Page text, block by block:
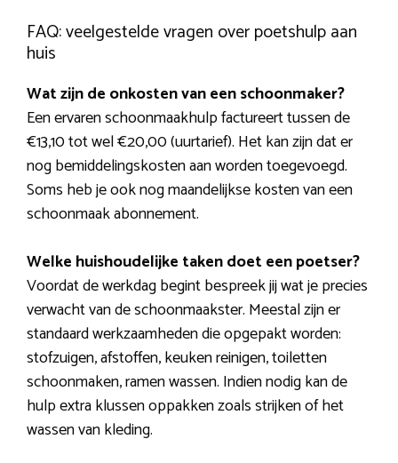
FAQ: veelgestelde vragen over poetshulp aan
huis
Wat zijn de onkosten van een schoonmaker?
Een ervaren schoonmaakhulp factureert tussen de
€13,10 tot wel €20,00 (uurtarief). Het kan zijn dat er
nog bemiddelingskosten aan worden toegevoegd.
Soms heb je ook nog maandelijkse kosten van een
schoonmaak abonnement.
Welke huishoudelijke taken doet een poetser?
Voordat de werkdag begint bespreek jij wat je precies
verwacht van de schoonmaakster. Meestal zijn er
standaard werkzaamheden die opgepakt worden:
stofzuigen, afstoffen, keuken reinigen, toiletten
schoonmaken, ramen wassen. Indien nodig kan de
hulp extra klussen oppakken zoals strijken of het
wassen van kleding.